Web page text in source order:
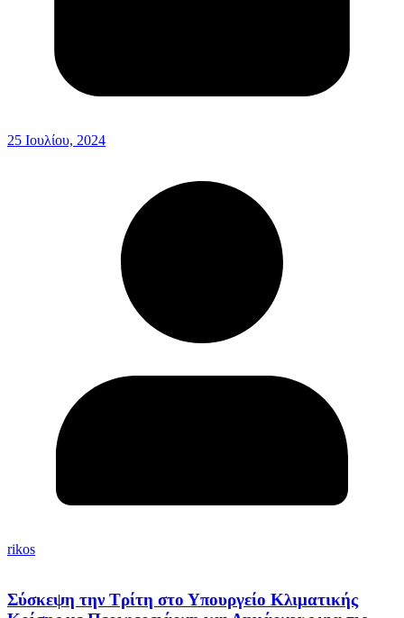
25 Ιουλίου, 2024
rikos
Σύσκεψη την Τρίτη στο Υπουργείο Κλιματικής